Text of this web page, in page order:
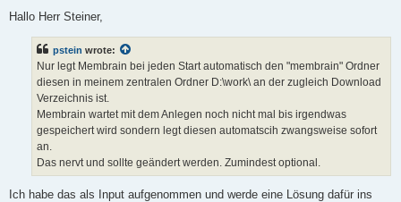
s
Hallo Herr Steiner,
pstein wrote:
Nur legt Membrain bei jeden Start automatisch den "membrain" Ordner
diesen in meinem zentralen Ordner D:\work\ an der zugleich Download
Verzeichnis ist.
Membrain wartet mit dem Anlegen noch nicht mal bis irgendwas
gespeichert wird sondern legt diesen automatscih zwangsweise sofort
an.
Das nervt und sollte geändert werden. Zumindest optional.
Ich habe das als Input aufgenommen und werde eine Lösung dafür ins